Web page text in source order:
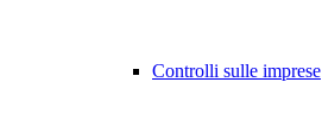
Controlli sulle imprese